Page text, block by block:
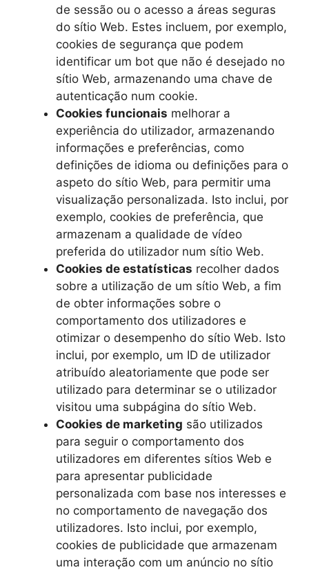
de sessão ou o acesso a áreas seguras
do sítio Web. Estes incluem, por exemplo,
cookies de segurança que podem
identificar um bot que não é desejado no
sítio Web, armazenando uma chave de
autenticação num cookie.
Cookies funcionais melhorar a
experiência do utilizador, armazenando
informações e preferências, como
definições de idioma ou definições para o
aspeto do sítio Web, para permitir uma
visualização personalizada. Isto inclui, por
exemplo, cookies de preferência, que
armazenam a qualidade de vídeo
preferida do utilizador num sítio Web.
Cookies de estatísticas recolher dados
sobre a utilização de um sítio Web, a fim
de obter informações sobre o
comportamento dos utilizadores e
otimizar o desempenho do sítio Web. Isto
inclui, por exemplo, um ID de utilizador
atribuído aleatoriamente que pode ser
utilizado para determinar se o utilizador
visitou uma subpágina do sítio Web.
Cookies de marketing são utilizados
para seguir o comportamento dos
utilizadores em diferentes sítios Web e
para apresentar publicidade
personalizada com base nos interesses e
no comportamento de navegação dos
utilizadores. Isto inclui, por exemplo,
cookies de publicidade que armazenam
uma interação com um anúncio no sítio